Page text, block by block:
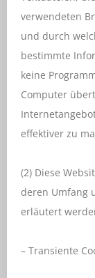
verwendeten
und durch
bestimmte
keine
Computer
effektiver zu
(2) Diese
deren Umfang
erläutert
– Transiente